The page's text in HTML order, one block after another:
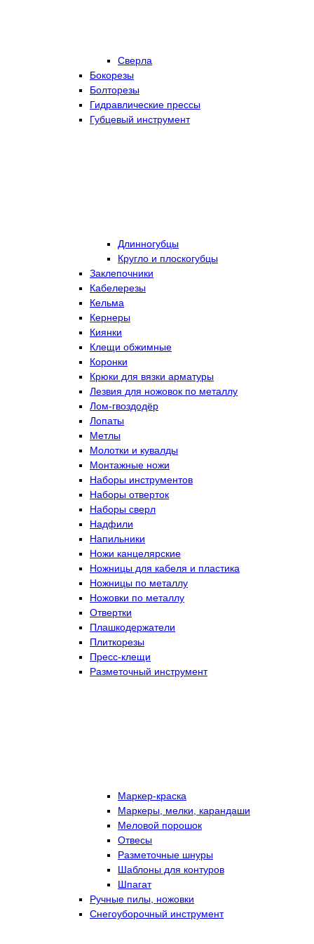
Сверла
Бокорезы
Болторезы
Гидравлические прессы
Губцевый инструмент
Длинногубцы
Кругло и плоскогубцы
Заклепочники
Кабелерезы
Кельма
Кернеры
Киянки
Клещи обжимные
Коронки
Крюки для вязки арматуры
Лезвия для ножовок по металлу
Лом-гвоздодёр
Лопаты
Метлы
Молотки и кувалды
Монтажные ножи
Наборы инструментов
Наборы отверток
Наборы сверл
Надфили
Напильники
Ножи канцелярские
Ножницы для кабеля и пластика
Ножницы по металлу
Ножовки по металлу
Отвертки
Плашкодержатели
Плиткорезы
Пресс-клещи
Разметочный инструмент
Маркер-краска
Маркеры, мелки, карандаши
Меловой порошок
Отвесы
Разметочные шнуры
Шаблоны для контуров
Шпагат
Ручные пилы, ножовки
Снегоуборочный инструмент